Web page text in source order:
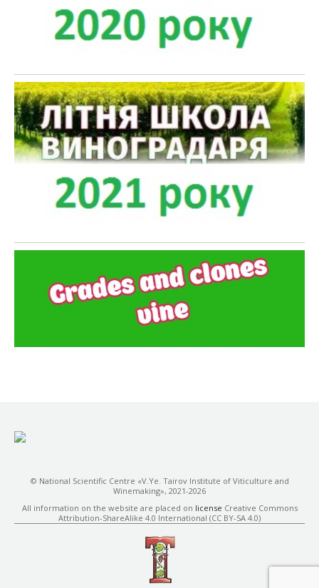
© National Scientific Centre «V.Ye. Tairov Institute of Viticulture and
Winemaking», 2021-2026
All information on the website are placed on license Creative Commons
Attribution-ShareAlike 4.0 International (CC BY-SA 4.0)